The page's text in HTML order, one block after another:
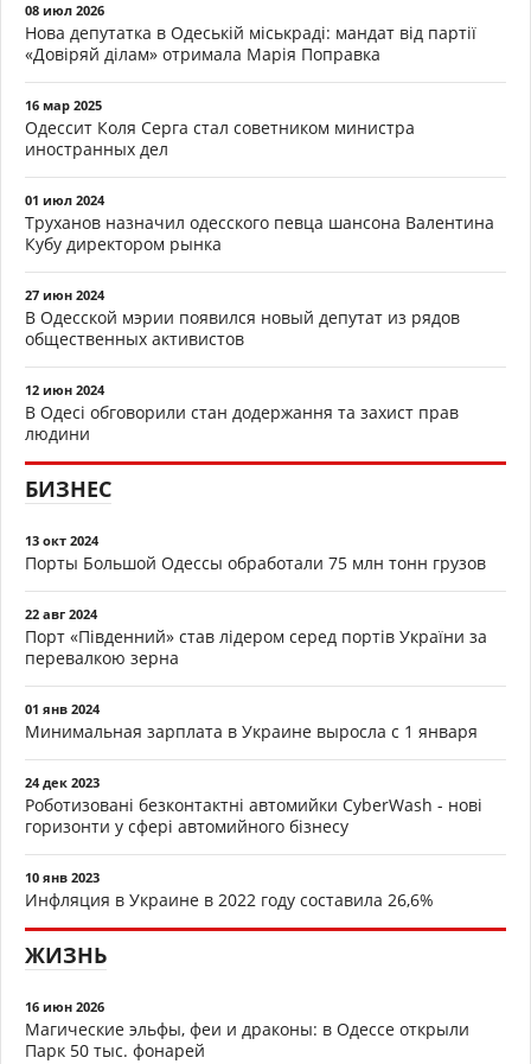
08 июл 2026
Нова депутатка в Одеській міськраді: мандат від партії
«Довіряй ділам» отримала Марія Поправка
16 мар 2025
Одессит Коля Серга стал советником министра
иностранных дел
01 июл 2024
Труханов назначил одесского певца шансона Валентина
Кубу директором рынка
27 июн 2024
В Одесской мэрии появился новый депутат из рядов
общественных активистов
12 июн 2024
В Одесі обговорили стан додержання та захист прав
людини
БИЗНЕС
13 окт 2024
Порты Большой Одессы обработали 75 млн тонн грузов
22 авг 2024
Порт «Південний» став лідером серед портів України за
перевалкою зерна
01 янв 2024
Минимальная зарплата в Украине выросла с 1 января
24 дек 2023
Роботизовані безконтактні автомийки CyberWash - нові
горизонти у сфері автомийного бізнесу
10 янв 2023
Инфляция в Украине в 2022 году составила 26,6%
ЖИЗНЬ
16 июн 2026
Магические эльфы, феи и драконы: в Одессе открыли
Парк 50 тыс. фонарей